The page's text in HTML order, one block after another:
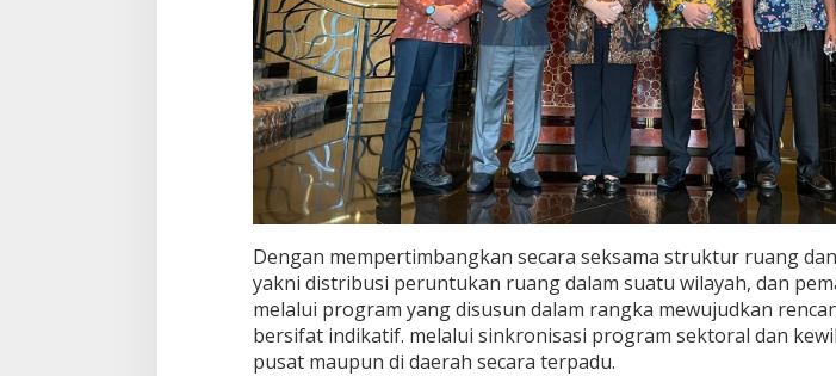
Dengan mempertimbangkan secara seksama struktur ruang
yakni distribusi peruntukan ruang dalam suatu wilayah, dan
melalui program yang disusun dalam rangka mewujudkan
bersifat indikatif. melalui sinkronisasi program sektoral dan
pusat maupun di daerah secara terpadu.